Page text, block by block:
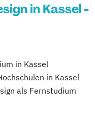
in Kassel -
in Kassel
in Kassel
als Fernstudium